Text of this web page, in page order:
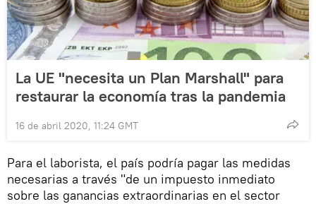
La UE "necesita un Plan Marshall" para
restaurar la economía tras la pandemia
16 de abril 2020, 11:24 GMT
Para el laborista, el país podría pagar las medidas
necesarias a través "de un impuesto inmediato
sobre las ganancias extraordinarias en el sector